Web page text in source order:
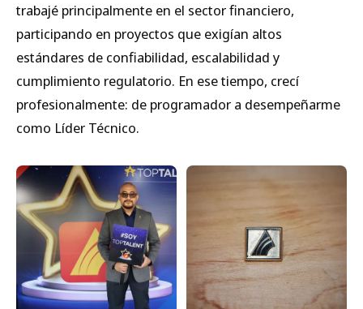
trabajé principalmente en el sector financiero,
participando en proyectos que exigían altos
estándares de confiabilidad, escalabilidad y
cumplimiento regulatorio. En ese tiempo, crecí
profesionalmente: de programador a desempeñarme
como Líder Técnico.